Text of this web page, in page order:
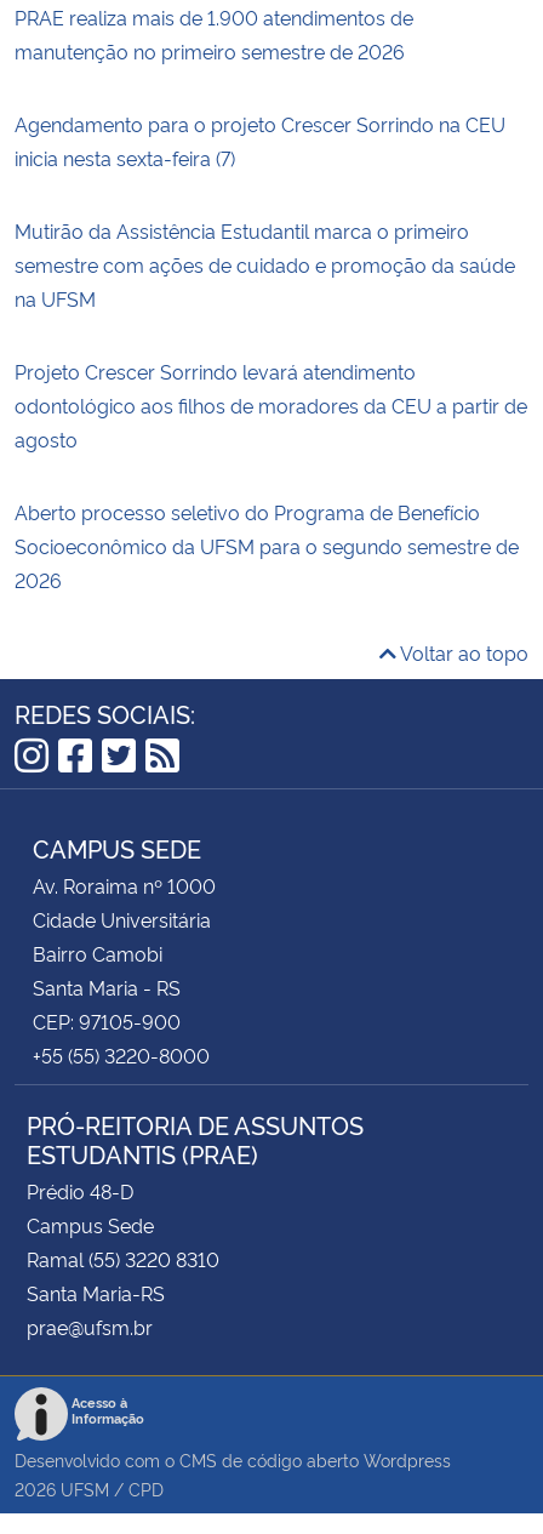
PRAE realiza mais de 1.900 atendimentos de
manutenção no primeiro semestre de 2026
Agendamento para o projeto Crescer Sorrindo na CEU
inicia nesta sexta-feira (7)
Mutirão da Assistência Estudantil marca o primeiro
semestre com ações de cuidado e promoção da saúde
na UFSM
Projeto Crescer Sorrindo levará atendimento
odontológico aos filhos de moradores da CEU a partir de
agosto
Aberto processo seletivo do Programa de Benefício
Socioeconômico da UFSM para o segundo semestre de
2026
Voltar ao topo
REDES SOCIAIS:
Instagram
Facebook
Twitter
RSS
CAMPUS SEDE
Av. Roraima nº 1000
Cidade Universitária
Bairro Camobi
Santa Maria - RS
CEP: 97105-900
+55 (55) 3220-8000
PRÓ-REITORIA DE ASSUNTOS
ESTUDANTIS (PRAE)
Prédio 48-D
Campus Sede
Ramal (55) 3220 8310
Santa Maria-RS
prae@ufsm.br
Acesso à
Informação
Desenvolvido com o CMS de código aberto Wordpress
2026 UFSM / CPD